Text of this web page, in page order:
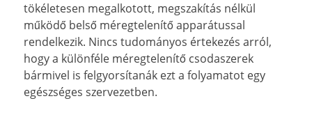
tökéletesen megalkotott, megszakítás nélkül
működő belső méregtelenítő apparátussal
rendelkezik. Nincs tudományos értekezés arról,
hogy a különféle méregtelenítő csodaszerek
bármivel is felgyorsítanák ezt a folyamatot egy
egészséges szervezetben.